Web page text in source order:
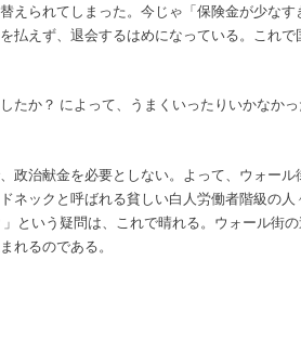
えられてしまった。今じゃ「保険金が少な
払えず、退会するはめになっている。これ
たか？ によって、うまくいったりいかなか
政治献金を必要としない。よって、ウォー
ネックと呼ばれる貧しい白人労働者階級の人
という疑問は、これで晴れる。ウォール街
れるのである。